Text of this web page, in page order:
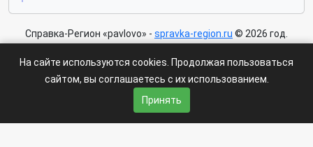
Справка-Регион «pavlovo» - spravka-region.ru © 2026 год.
regionspravka@yandex.ru
На сайте может быть информация содержащая возрастных
ограничения 6+.
На сайте используются cookies. Продолжая пользоваться
сайтом, вы соглашаетесь с их использованием.
Принять